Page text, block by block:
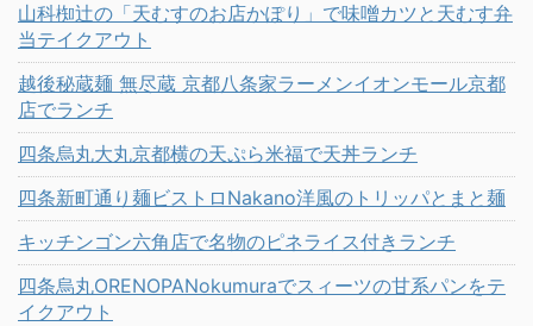
山科椥辻の「天むすのお店かぽり」で味噌カツと天むす弁
当テイクアウト
越後秘蔵麺 無尽蔵 京都八条家ラーメンイオンモール京都
店でランチ
四条烏丸大丸京都横の天ぷら米福で天丼ランチ
四条新町通り麺ビストロNakano洋風のトリッパとまと麺
キッチンゴン六角店で名物のピネライス付きランチ
四条烏丸ORENOPANokumuraでスィーツの甘系パンをテ
イクアウト